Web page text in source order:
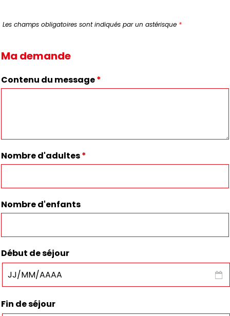
Les champs obligatoires sont indiqués par un astérisque *
Ma demande
Contenu du message*
Nombre d'adultes*
Nombre d'enfants
Début de séjour
Fin de séjour